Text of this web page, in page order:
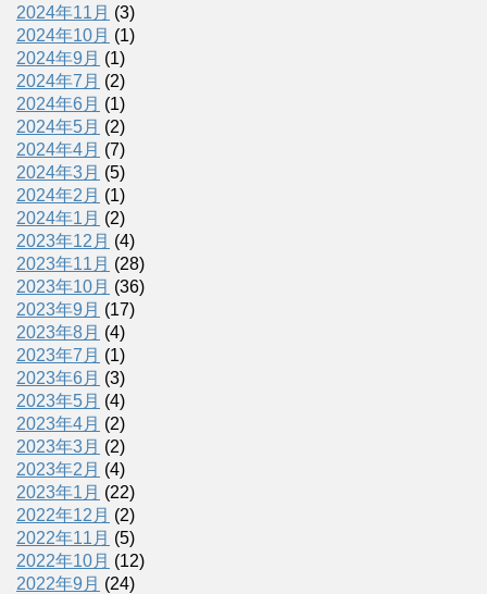
2024年11月 (3)
2024年10月 (1)
2024年9月 (1)
2024年7月 (2)
2024年6月 (1)
2024年5月 (2)
2024年4月 (7)
2024年3月 (5)
2024年2月 (1)
2024年1月 (2)
2023年12月 (4)
2023年11月 (28)
2023年10月 (36)
2023年9月 (17)
2023年8月 (4)
2023年7月 (1)
2023年6月 (3)
2023年5月 (4)
2023年4月 (2)
2023年3月 (2)
2023年2月 (4)
2023年1月 (22)
2022年12月 (2)
2022年11月 (5)
2022年10月 (12)
2022年9月 (24)